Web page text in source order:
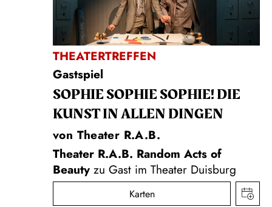
THEATERTREFFEN
Gastspiel
SOPHIE SOPHIE SOPHIE! DIE
KUNST IN ALLEN DINGEN
von Theater R.A.B.
Theater R.A.B. Random Acts of
Beauty zu Gast im Theater Duisburg
Karten